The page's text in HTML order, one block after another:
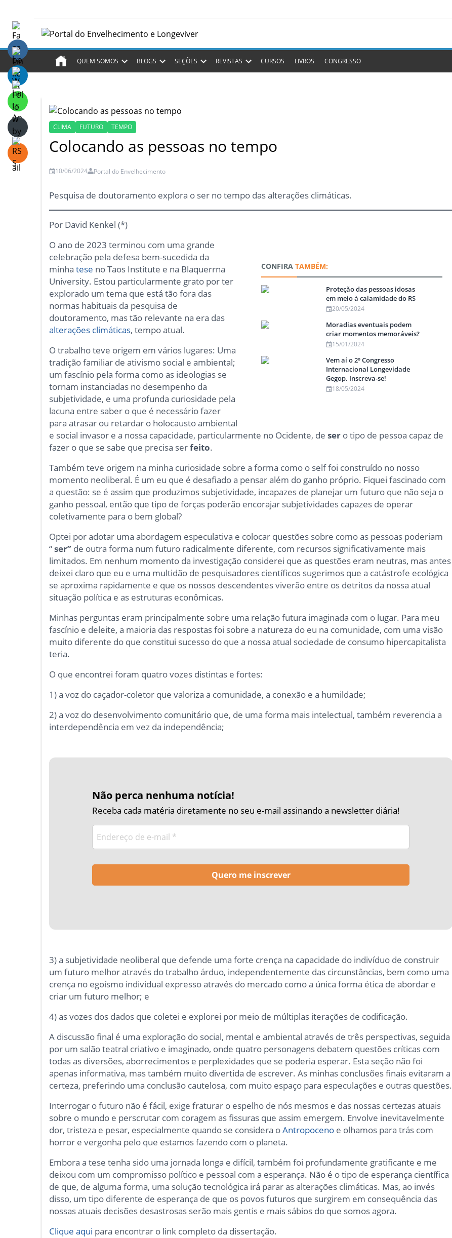
QUEM SOMOS BLOGS SEÇÕES REVISTAS CURSOS LIVROS CONGRESSO
CLIMA FUTURO TEMPO
Colocando as pessoas no tempo
10/06/2024 Portal do Envelhecimento
Pesquisa de doutoramento explora o ser no tempo das alterações climáticas.
Por David Kenkel (*)
CONFIRATAMBÉM:
Proteção das pessoas idosas
em meio à calamidade do RS
20/05/2024
Moradias eventuais podem
criar momentos memoráveis?
15/01/2024
Vem aí o 2º Congresso
Internacional Longevidade
Gegop. Inscreva-se!
18/05/2024
O ano de 2023 terminou com uma grande
celebração pela defesa bem-sucedida da
minhatese no Taos Institute e na Blaquerrna
University. Estou particularmente grato por ter
explorado um tema que está tão fora das
normas habituais da pesquisa de
doutoramento, mas tão relevante na era das
alterações climáticas, tempo atual.
O trabalho teve origem em vários lugares: Uma
tradição familiar de ativismo social e ambiental;
um fascínio pela forma como as ideologias se
tornam instanciadas no desempenho da
subjetividade, e uma profunda curiosidade pela
lacuna entre saber o que é necessário fazer
para atrasar ou retardar o holocausto ambiental
e social invasor e a nossa capacidade, particularmente no Ocidente, deser o tipo de pessoa capaz de
fazer o que se sabe que precisa serfeito.
Também teve origem na minha curiosidade sobre a forma como o self foi construído no nosso
momento neoliberal. É um eu que é desafiado a pensar além do ganho próprio. Fiquei fascinado com
a questão: se é assim que produzimos subjetividade, incapazes de planejar um futuro que não seja o
ganho pessoal, então que tipo de forças poderão encorajar subjetividades capazes de operar
coletivamente para o bem global?
Optei por adotar uma abordagem especulativa e colocar questões sobre como as pessoas poderiam
“ser” de outra forma num futuro radicalmente diferente, com recursos significativamente mais
limitados. Em nenhum momento da investigação considerei que as questões eram neutras, mas antes
deixei claro que eu e uma multidão de pesquisadores científicos sugerimos que a catástrofe ecológica
se aproxima rapidamente e que os nossos descendentes viverão entre os detritos da nossa atual
situação política e as estruturas econômicas.
Minhas perguntas eram principalmente sobre uma relação futura imaginada com o lugar. Para meu
fascínio e deleite, a maioria das respostas foi sobre a natureza do eu na comunidade, com uma visão
muito diferente do que constitui sucesso do que a nossa atual sociedade de consumo hipercapitalista
teria.
O que encontrei foram quatro vozes distintas e fortes:
1) a voz do caçador-coletor que valoriza a comunidade, a conexão e a humildade;
2) a voz do desenvolvimento comunitário que, de uma forma mais intelectual, também reverencia a
interdependência em vez da independência;
Não perca nenhuma notícia!
Receba cada matéria diretamente no seu e-mail assinando a newsletter diária!
3) a subjetividade neoliberal que defende uma forte crença na capacidade do indivíduo de construir
um futuro melhor através do trabalho árduo, independentemente das circunstâncias, bem como uma
crença no egoísmo individual expresso através do mercado como a única forma ética de abordar e
criar um futuro melhor; e
4) as vozes dos dados que coletei e explorei por meio de múltiplas iterações de codificação.
A discussão final é uma exploração do social, mental e ambiental através de três perspectivas, seguida
por um salão teatral criativo e imaginado, onde quatro personagens debatem questões críticas com
todas as diversões, aborrecimentos e perplexidades que se poderia esperar. Esta seção não foi
apenas informativa, mas também muito divertida de escrever. As minhas conclusões finais evitaram a
certeza, preferindo uma conclusão cautelosa, com muito espaço para especulações e outras questões.
Interrogar o futuro não é fácil, exige fraturar o espelho de nós mesmos e das nossas certezas atuais
sobre o mundo e perscrutar com coragem as fissuras que assim emergem. Envolve inevitavelmente
dor, tristeza e pesar, especialmente quando se considera oAntropoceno e olhamos para trás com
horror e vergonha pelo que estamos fazendo com o planeta.
Embora a tese tenha sido uma jornada longa e difícil, também foi profundamente gratificante e me
deixou com um compromisso político e pessoal com a esperança. Não é o tipo de esperança científica
de que, de alguma forma, uma solução tecnológica irá parar as alterações climáticas. Mas, ao invés
disso, um tipo diferente de esperança de que os povos futuros que surgirem em consequência das
nossas atuais decisões desastrosas serão mais gentis e mais sábios do que somos agora.
Clique aqui para encontrar o link completo da dissertação.